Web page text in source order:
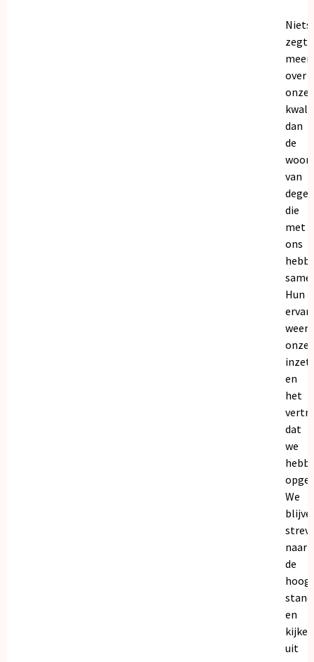
Niets
zegt
meer
over
onze
dan
de
van
die
met
ons
Hun
onze
inzet
en
het
dat
we
We
naar
de
en
kijken
uit